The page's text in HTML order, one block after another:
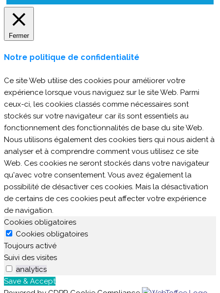
Fermer
Notre politique de confidentialité
Ce site Web utilise des cookies pour améliorer votre
expérience lorsque vous naviguez sur le site Web. Parmi
ceux-ci, les cookies classés comme nécessaires sont
stockés sur votre navigateur car ils sont essentiels au
fonctionnement des fonctionnalités de base du site Web.
Nous utilisons également des cookies tiers qui nous aident à
analyser et à comprendre comment vous utilisez ce site
Web. Ces cookies ne seront stockés dans votre navigateur
qu'avec votre consentement. Vous avez également la
possibilité de désactiver ces cookies. Mais la désactivation
de certains de ces cookies peut affecter votre expérience
de navigation.
Cookies obligatoires
Cookies obligatoires
Toujours activé
Suivi des visites
analytics
Save & Accept